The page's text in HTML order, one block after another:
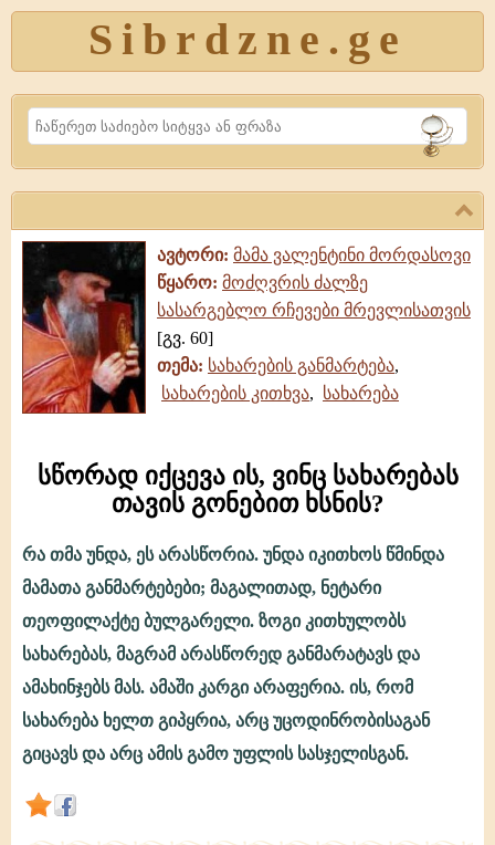
Sibrdzne.ge
Search
ავტორი: მამა ვალენტინი მორდასოვი
წყარო: მოძღვრის ძალზე
სასარგებლო რჩევები მრევლისათვის
[გვ. 60]
თემა: სახარების განმარტება,
სახარების კითხვა, სახარება
სწორად იქცევა ის, ვინც სახარებას
თავის გონებით ხსნის?
ის,
ვინც
სახარებას
თავის
ხსნის?
რა თმა უნდა, ეს არასწორია. უნდა იკითხოს წმინდა
მამათა განმარტებები; მაგალითად, ნეტარი
თეოფილაქტე ბულგარელი. ზოგი კითხულობს
სახარებას, მაგრამ არასწორედ განმარატავს და
ამახინჯებს მას. ამაში კარგი არაფერია. ის, რომ
სახარება ხელთ გიპყრია, არც უცოდინრობისაგან
გიცავს და არც ამის გამო უფლის სასჯელისგან.